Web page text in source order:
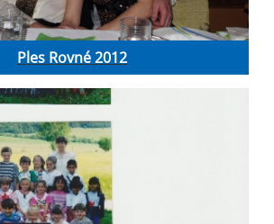
Ples Rovné 2012